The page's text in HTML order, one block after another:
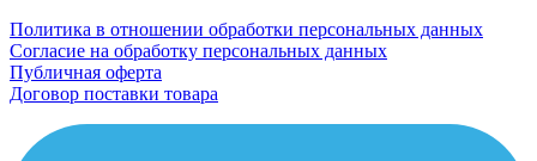
Политика в отношении обработки персональных данных
Согласие на обработку персональных данных
Публичная оферта
Договор поставки товара